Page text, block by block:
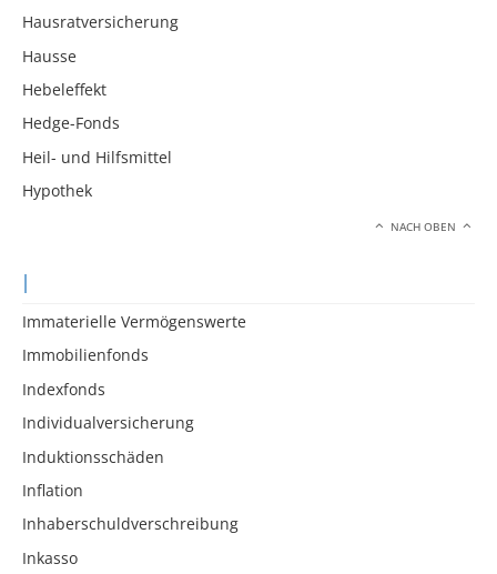
Hausratversicherung
Hausse
Hebeleffekt
Hedge-Fonds
Heil- und Hilfsmittel
Hypothek
NACH OBEN
I
Immaterielle Vermögenswerte
Immobilienfonds
Indexfonds
Individualversicherung
Induktionsschäden
Inflation
Inhaberschuldverschreibung
Inkasso